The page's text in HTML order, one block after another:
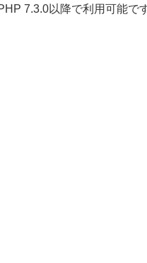
7.3.0以降で利用可能で